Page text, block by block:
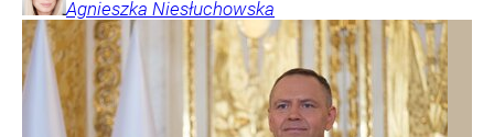
Agnieszka Niesłuchowska